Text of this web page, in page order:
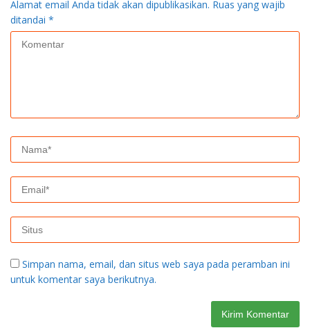
Alamat email Anda tidak akan dipublikasikan. Ruas yang wajib
ditandai *
Simpan nama, email, dan situs web saya pada peramban ini
untuk komentar saya berikutnya.